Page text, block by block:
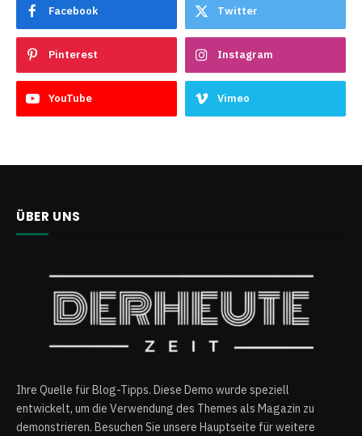
Facebook Twitter
Pinterest Instagram
YouTube Vimeo
ÜBER UNS
Ihre Quelle für Blog-Tipps. Diese Demo wurde speziell
entwickelt, um die Verwendung des Themes als Magazin zu
demonstrieren. Besuchen Sie unsere Hauptseite für weitere